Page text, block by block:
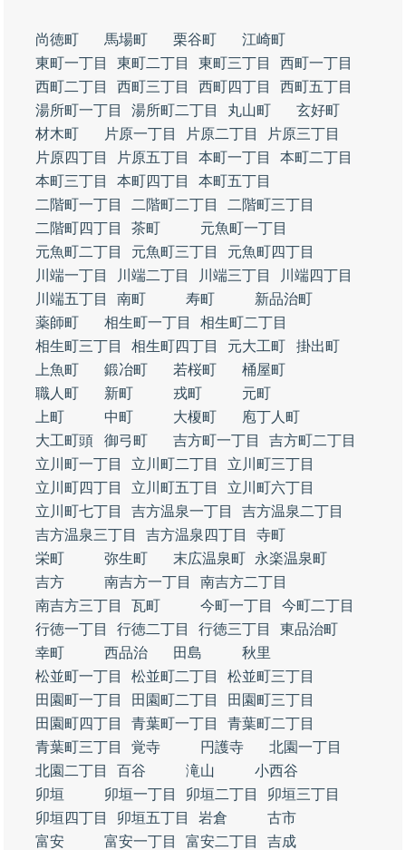
尚徳町 馬場町 栗谷町
江崎町
東町一丁目
東町二丁目 東町三丁目
西町一丁目
西町二丁目
西町三丁目 西町四丁目
西町五丁目
湯所町一丁目
湯所町二丁目 丸山町
玄好町
材木町
片原一丁目 片原二丁目
片原三丁目
片原四丁目
片原五丁目 本町一丁目
本町二丁目
本町三丁目
本町四丁目
本町五丁目
二階町一丁目
二階町二丁目
二階町三丁目
二階町四丁目
茶町
元魚町一丁目
元魚町二丁目
元魚町三丁目
元魚町四丁目
川端一丁目
川端二丁目 川端三丁目
川端四丁目
川端五丁目
南町 寿町
新品治町
薬師町
相生町一丁目
相生町二丁目
相生町三丁目
相生町四丁目 元大工町
掛出町
上魚町
鍛冶町 若桜町
桶屋町
職人町
新町 戎町
元町
上町
中町 大榎町
庖丁人町
大工町頭
御弓町 吉方町一丁目
吉方町二丁目
立川町一丁目
立川町二丁目
立川町三丁目
立川町四丁目
立川町五丁目
立川町六丁目
立川町七丁目
吉方温泉一丁目
吉方温泉二丁目
吉方温泉三丁目
吉方温泉四丁目
寺町
栄町
弥生町 末広温泉町
永楽温泉町
吉方
南吉方一丁目
南吉方二丁目
南吉方三丁目
瓦町 今町一丁目
今町二丁目
行徳一丁目
行徳二丁目 行徳三丁目
東品治町
幸町
西品治 田島
秋里
松並町一丁目
松並町二丁目
松並町三丁目
田園町一丁目
田園町二丁目
田園町三丁目
田園町四丁目
青葉町一丁目
青葉町二丁目
青葉町三丁目
覚寺 円護寺
北園一丁目
北園二丁目
百谷 滝山
小西谷
卯垣
卯垣一丁目 卯垣二丁目
卯垣三丁目
卯垣四丁目
卯垣五丁目 岩倉
古市
富安
富安一丁目 富安二丁目
吉成